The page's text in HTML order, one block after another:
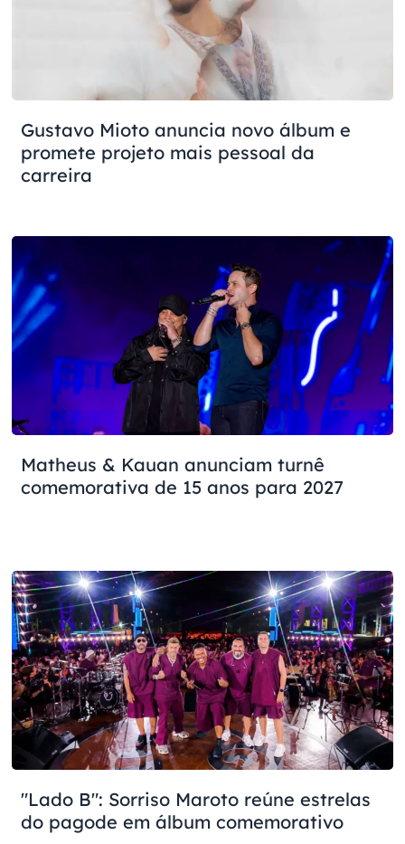
Gustavo Mioto anuncia novo álbum e
promete projeto mais pessoal da
carreira
Matheus & Kauan anunciam turnê
comemorativa de 15 anos para 2027
"Lado B": Sorriso Maroto reúne estrelas
do pagode em álbum comemorativo